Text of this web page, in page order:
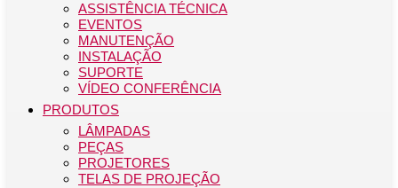
ASSISTÊNCIA TÉCNICA
EVENTOS
MANUTENÇÃO
INSTALAÇÃO
SUPORTE
VÍDEO CONFERÊNCIA
PRODUTOS
LÂMPADAS
PEÇAS
PROJETORES
TELAS DE PROJEÇÃO